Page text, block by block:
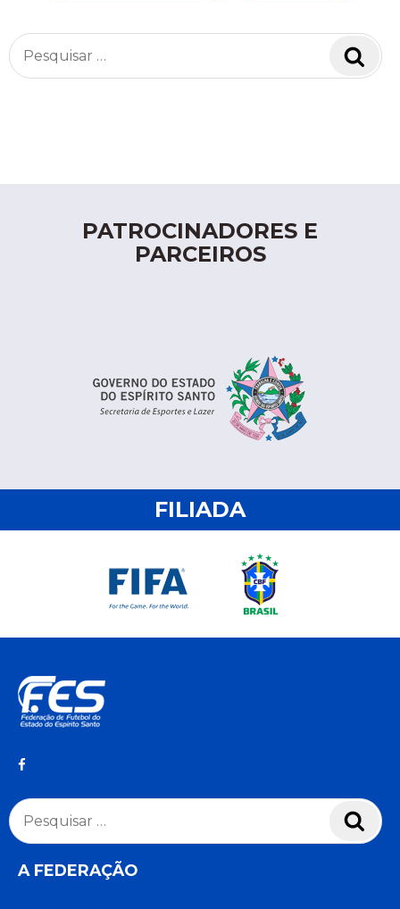
Pesquisar
por:
PATROCINADORES E
PARCEIROS
FILIADA
Pesquisar
por:
A FEDERAÇÃO